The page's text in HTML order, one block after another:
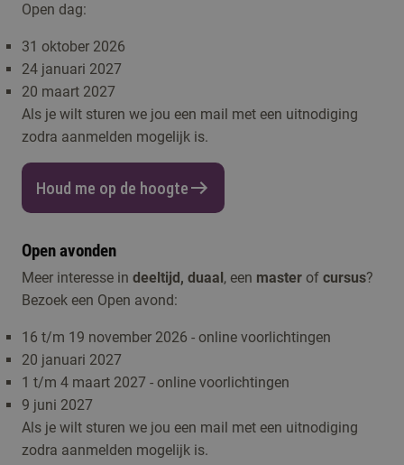
Open dag:
31 oktober 2026
24 januari 2027
20 maart 2027
Als je wilt sturen we jou een mail met een uitnodiging
zodra aanmelden mogelijk is.
Houd me op de hoogte
Open avonden
Meer interesse in deeltijd, duaal , een master of cursus?
Bezoek een Open avond:
16 t/m 19 november 2026 - online voorlichtingen
20 januari 2027
1 t/m 4 maart 2027 - online voorlichtingen
9 juni 2027
Als je wilt sturen we jou een mail met een uitnodiging
zodra aanmelden mogelijk is.